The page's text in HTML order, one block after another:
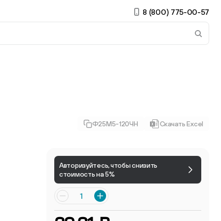
8 (800) 775-00-57
Ф25М5-120ЧН Скачать Excel
Авторизуйтесь, чтобы снизить
стоимость на 5%
Есть учётная запись? Войти